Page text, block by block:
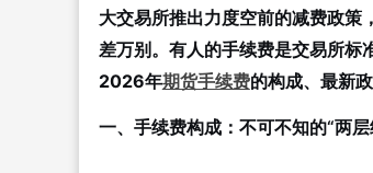
大交易所推出力度空前的减费政策
差万别。有人的手续费是交易所
2026年期货手续费的构成、最新
一、手续费构成：不可不知的“两层